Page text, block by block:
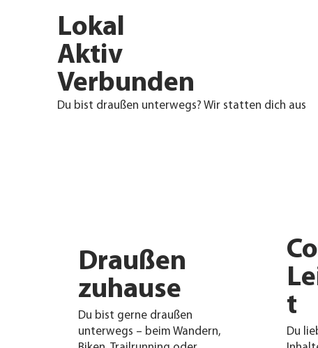
Lokal
Aktiv
Verbunden
Du bist draußen unterwegs? Wir statten dich aus
Draußen
zuhause
Du bist gerne draußen
unterwegs – beim Wandern,
t
Du